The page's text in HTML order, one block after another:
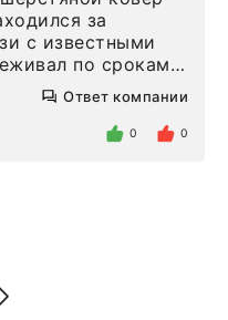
за
с известными
по срокам.
в
время, без
похвал. Выглядит
Ответ компании
0 0